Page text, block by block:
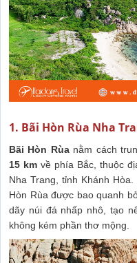
1. Bãi Hòn Rùa Nha
Bãi Hòn Rùanằm cách
15 km về phía Bắc, thuộc
Nha Trang, tỉnh Khánh
Hòn Rùa được bao quanh
dãy núi đá nhấp nhô, tạo
không kém phần thơ mộng.